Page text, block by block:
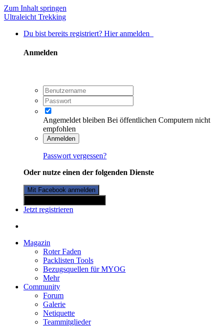
Zum Inhalt springen
Ultraleicht Trekking
Du bist bereits registriert? Hier anmelden
Anmelden
Angemeldet bleiben Bei öffentlichen Computern nicht
empfohlen
Anmelden
Passwort vergessen?
Oder nutze einen der folgenden Dienste
Mit Facebook anmelden
Jetzt registrieren
Magazin
Roter Faden
Packlisten Tools
Bezugsquellen für MYOG
Mehr
Community
Forum
Galerie
Netiquette
Teammitglieder